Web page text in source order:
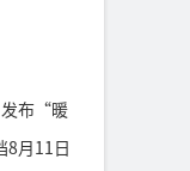
发布“暖
8月11日